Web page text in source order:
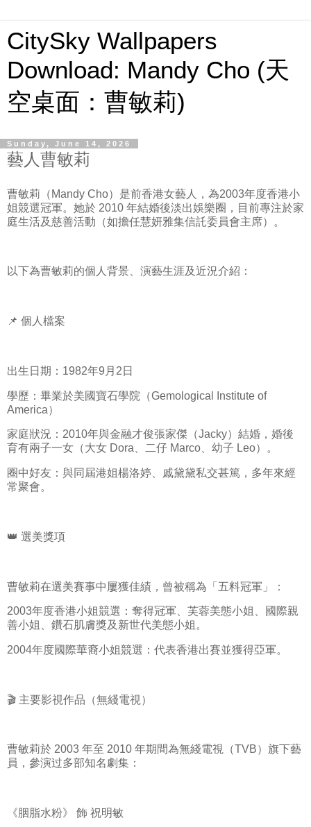
CitySky Wallpapers
Download: Mandy Cho (天
空桌面：曹敏莉)
Sunday, June 14, 2026
藝人曹敏莉
曹敏莉（Mandy Cho）是前香港女藝人，為2003年度香港小
姐競選冠軍。她於 2010 年結婚後淡出娛樂圈，目前專注於家
庭生活及慈善活動（如擔任慧妍雅集信託委員會主席）。
以下為曹敏莉的個人背景、演藝生涯及近況介紹：
📌 個人檔案
出生日期：1982年9月2日
學歷：畢業於美國寶石學院（Gemological Institute of
America）
家庭狀況：2010年與金融才俊張家傑（Jacky）結婚，婚後
育有兩子一女（大女 Dora、二仔 Marco、幼子 Leo）。
圈中好友：與同屆港姐楊洛婷、戚黛黛私交甚篤，多年來經
常聚會。
👑 選美獎項
曹敏莉在選美賽事中屢獲佳績，曾被稱為「五料冠軍」：
2003年度香港小姐競選：奪得冠軍、芙蓉美態小姐、國際親
善小姐、鑽石肌膚獎及新世代美態小姐。
2004年度國際華裔小姐競選：代表香港出賽並獲得亞軍。
🎬 主要影視作品（無綫電視）
曹敏莉於 2003 年至 2010 年期間為無綫電視（TVB）旗下藝
員，參演过多部知名劇集：
《胭脂水粉》 飾 祝明敏